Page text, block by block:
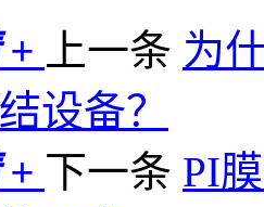
上一条 为
设备？
下一条 PI